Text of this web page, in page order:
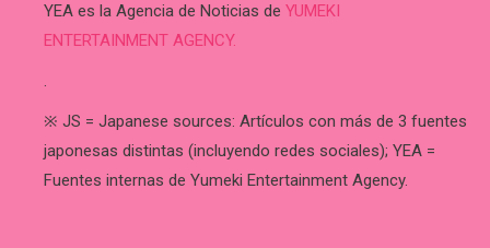
YEA es la Agencia de Noticias de YUMEKI
ENTERTAINMENT AGENCY.
.
※ JS = Japanese sources: Artículos con más de 3 fuentes
japonesas distintas (incluyendo redes sociales); YEA =
Fuentes internas de Yumeki Entertainment Agency.